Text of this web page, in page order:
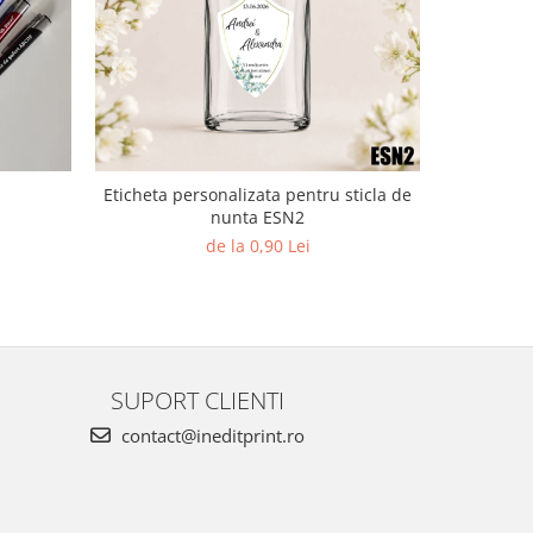
Eticheta personalizata pentru sticla de
nunta ESN2
de la 0,90 Lei
SUPORT CLIENTI
contact@ineditprint.ro